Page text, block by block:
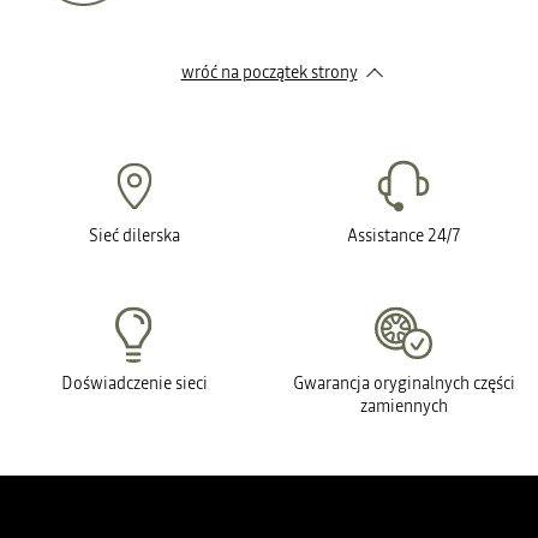
wróć na początek strony
Sieć dilerska Assistance 24/7
Doświadczenie sieci
Gwarancja oryginalnych części
zamiennych